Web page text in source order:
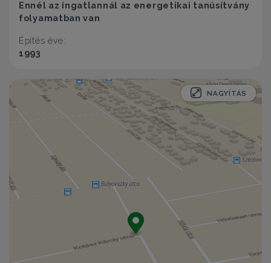
Ennél az ingatlannál az energetikai tanúsítvány
folyamatban van
Építés éve:
1993
NAGYÍTÁS